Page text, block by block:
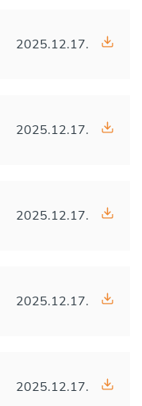
2025.12.17.
2025.12.17.
2025.12.17.
2025.12.17.
2025.12.17.